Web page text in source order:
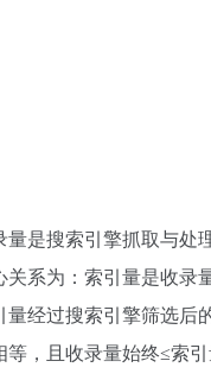
量是搜索引擎抓取与处
关系为：索引量是收录
量经过搜索引擎筛选后
等，且收录量始终≤索